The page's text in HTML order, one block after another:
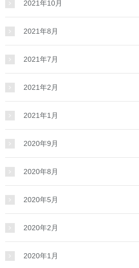
2021年10月
2021年8月
2021年7月
2021年2月
2021年1月
2020年9月
2020年8月
2020年5月
2020年2月
2020年1月